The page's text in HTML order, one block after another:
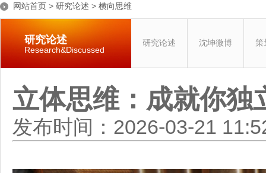
网站首页 > 研究论述 > 横向思维
研究论述
Research&Discussed
研究论述 沈坤微博 策
立体思维：成就你独
发布时间：2026-03-21